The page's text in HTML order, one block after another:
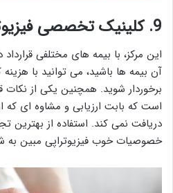
9. کلینیک تخصصی فیزیوتراپی مبین
این مرکز، با بیمه های مختلفی
آن بیمه ها باشید، می توانید با
برخوردار شوید. همچنین یکی از نکات
است که بابت ارزیابی و مشاوه ای که
دریافت نمی کند. استفاده از بهترین
خصوصیات خوب فیزیوتراپی مبین به